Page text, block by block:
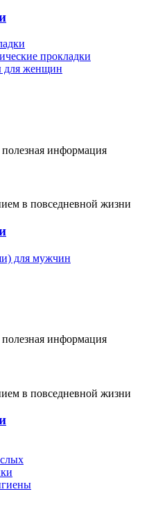
прокладки
для женщин
информация
в повседневной жизни
для мужчин
информация
в повседневной жизни